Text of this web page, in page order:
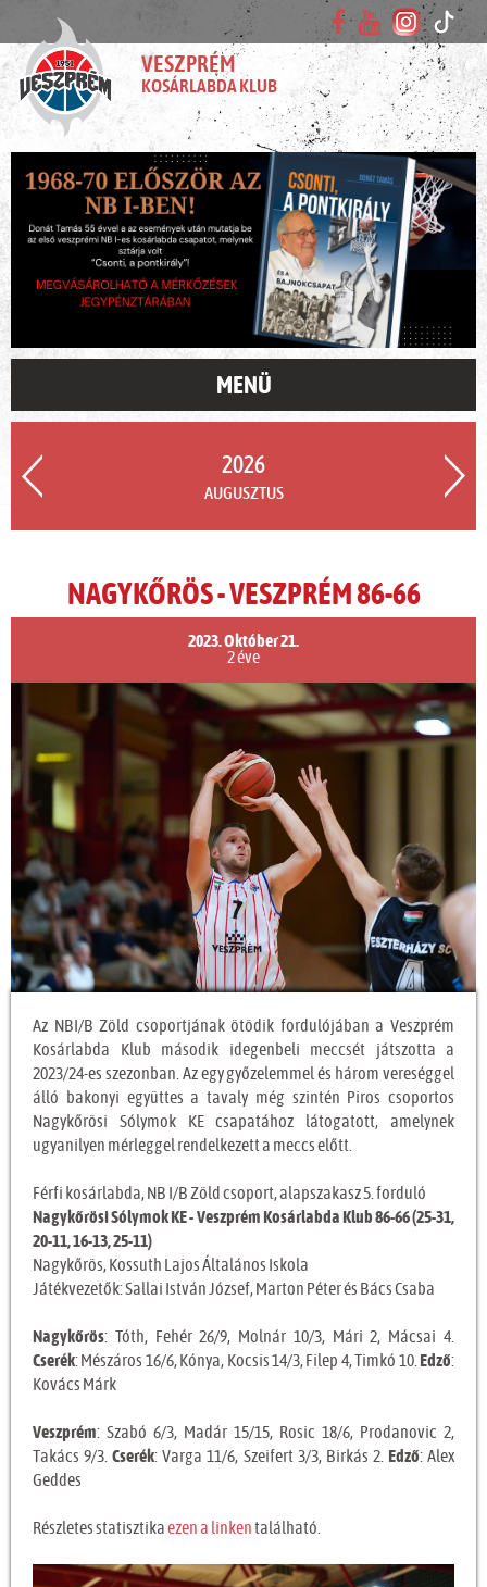
VESZPRÉM
KOSÁRLABDA KLUB
MENÜ
2026
AUGUSZTUS
NAGYKŐRÖS - VESZPRÉM 86-66
2023. Október 21.
2 éve
Az NBI/B Zöld csoportjának ötödik fordulójában a Veszprém
Kosárlabda Klub második idegenbeli meccsét játszotta a
2023/24-es szezonban. Az egy győzelemmel és három vereséggel
álló bakonyi együttes a tavaly még szintén Piros csoportos
Nagykőrösi Sólymok KE csapatához látogatott, amelynek
ugyanilyen mérleggel rendelkezett a meccs előtt.
Férfi kosárlabda, NB I/B Zöld csoport, alapszakasz 5. forduló
Nagykőrösi Sólymok KE - Veszprém Kosárlabda Klub 86-66 (25-31,
20-11, 16-13, 25-11)
Nagykőrös, Kossuth Lajos Általános Iskola
Játékvezetők: Sallai István József, Marton Péter és Bács Csaba
Nagykőrös: Tóth, Fehér 26/9, Molnár 10/3, Mári 2, Mácsai 4.
Cserék: Mészáros 16/6, Kónya, Kocsis 14/3, Filep 4, Timkó 10. Edző:
Kovács Márk
Veszprém: Szabó 6/3, Madár 15/15, Rosic 18/6, Prodanovic 2,
Takács 9/3.Cserék: Varga 11/6, Szeifert 3/3, Birkás 2. Edző: Alex
Geddes
Részletes statisztikaezen a linkentalálható.